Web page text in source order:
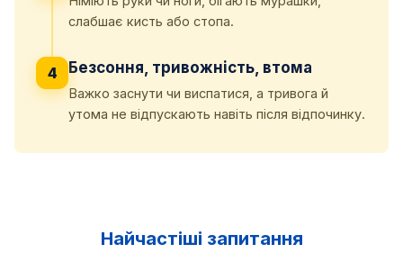
слабшає кисть або стопа.
4 Безсоння, тривожність, втома
Важко заснути чи виспатися, а тривога й
утома не відпускають навіть після відпочинку.
Найчастіші запитання